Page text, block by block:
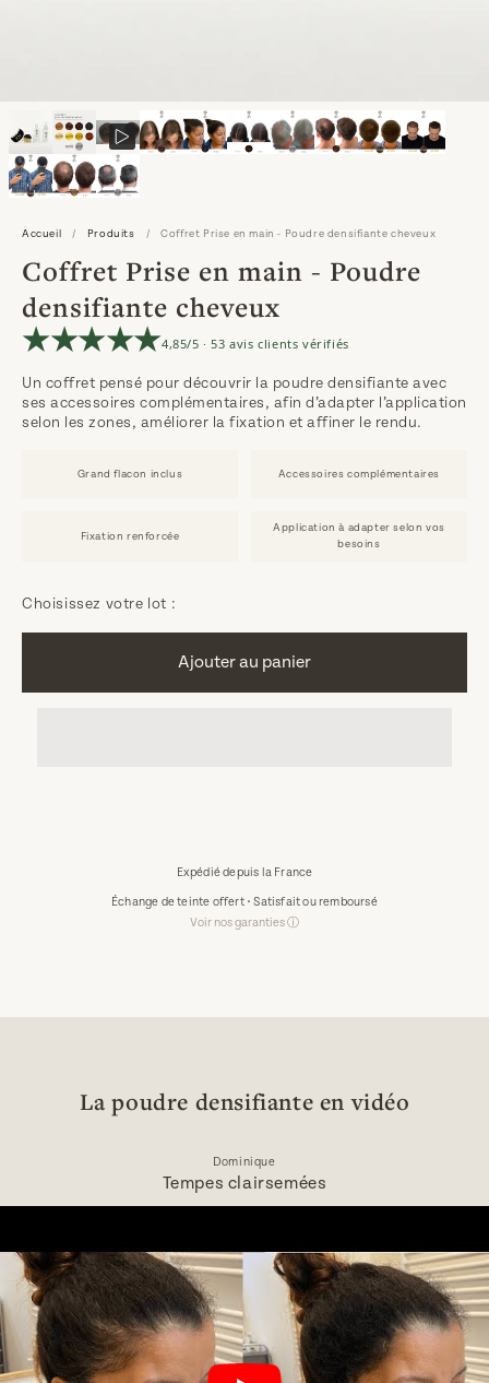
Accueil / Produits / Coffret Prise en main - Poudre densifiante cheveux
Coffret Prise en main - Poudre
densifiante cheveux
4,85/5 · 53 avis clients vérifiés
Un coffret pensé pour découvrir la poudre densifiante avec
ses accessoires complémentaires, afin d’adapter l’application
selon les zones, améliorer la fixation et affiner le rendu.
Grand flacon inclus Accessoires complémentaires
Fixation renforcée
Application à adapter selon vos
besoins
Choisissez votre lot :
Ajouter au panier
Expédié depuis la France
Échange de teinte offert • Satisfait ou remboursé
Voir nos garanties ⓘ
La poudre densifiante en vidéo
Dominique
Tempes clairsemées